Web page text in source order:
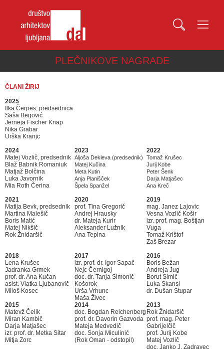
PLEČNIKOVE NAGRADE
ČLANI ŽIRIJ
2025
Ilka Čerpes, predsednica
Saša Begović
Jerneja Fischer Knap
Nika Grabar
Urška Kranjc
2024
Matej Vozlič, predsednik
Blaž Babnik Romaniuk
Matjaž Bolčina
Luka Javornik
Mia Roth Čerina
2023
Aljoša Dekleva (predsednik)
Matej Kučina
Meta Kutin
Anja Planišček
Špela Spanžel
2022
Tomaž Krušec
Jurij Kobe
Peter Šenk
Darja Matjašec
Ana Kreč
2021
Matija Bevk, predsednik
Martina Malešič
Boris Matić
Matej Nikšič
Rok Žnidaršič
2020
prof. Tina Gregorič
Andrej Hrausky
dr. Mateja Kurir
Aleksander Lužnik
Ana Tepina
2019
mag. Janez Lajovic
Vesna Vozlič Košir
izr. prof. mag. Boštjan
Vuga
Tomaž Krištof
Zaš Brezar
2018
Lena Krušec
Jadranka Grmek
prof. dr. Ana Kučan
asist. Vlatka Ljubanovič
Miloš Kosec
2017
izr. prof. dr. Igor Sapač
Nejc Černigoj
doc. dr. Tanja Simonič
Košorok
Urša Vrhunc
Maša Živec
2016
Boris Bežan
Andreja Jug
Borut Simič
Luka Skansi
dr. Dušan Stupar
2015
Matevž Čelik
Miran Kambič
Darja Matjašec
izr. prof. dr. Metka Sitar
Mitja Zorc
2014
doc. Bogdan Reichenberg
prof. dr. Davorin Gazvoda
Mateja Medvedič
doc. Sonja Miculinić
(Rok Oman - odstopil)
2013
Rok Žnidaršič
prof. mag. Peter
Gabrijelčič
prof. Jurij Kobe
Matej Vozlič
doc. Janko J. Zadravec